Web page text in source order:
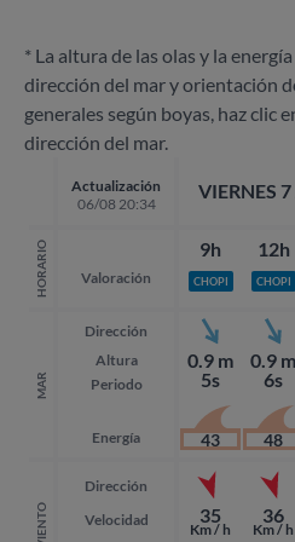
* La altura de las olas y la
dirección del mar y orientación
generales según boyas, haz clic
dirección del mar.
Actualización
06/08 20:34
HORARIO Valoración
MAR
Dirección
Altura
Periodo
Energía
VIENTO
Dirección
Velocidad
VIERNES
9h
CHOPI
0.9 m
5s
43
35
Km / h
12h
CHOPI
0.9 m
6s
48
36
Km / h